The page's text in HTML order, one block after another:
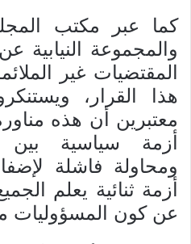
كما عبر مكتب
والمجموعة
المقتضيات غير
هذا القرار،
معتبرين أن هذه
أزمة سياسية بين
ومحاولة فاشلة
أزمة ثنائية يعلم
عن كون المسؤوليات